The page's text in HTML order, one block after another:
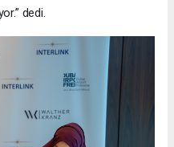
dedi.